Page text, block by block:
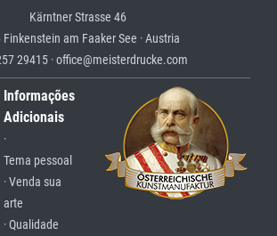
Kärntner Strasse 46
Finkenstein am Faaker See · Austria
29415 · office@meisterdrucke.com
Informações
Adicionais
·
Tema pessoal
· Venda sua
arte
· Qualidade